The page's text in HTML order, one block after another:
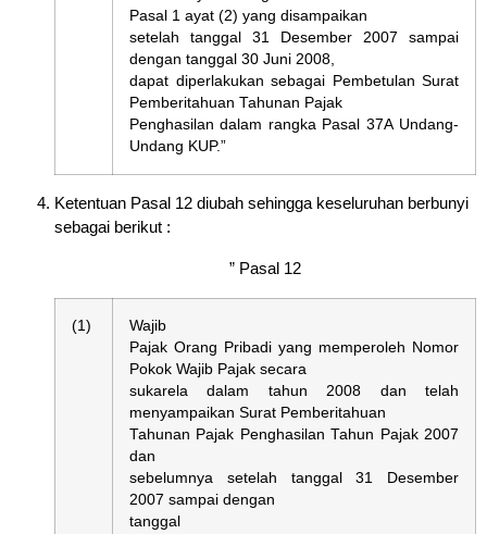
Pasal 1 ayat (2) yang disampaikan
setelah tanggal 31 Desember 2007 sampai
dengan tanggal 30 Juni 2008,
dapat diperlakukan sebagai Pembetulan Surat
Pemberitahuan Tahunan Pajak
Penghasilan dalam rangka Pasal 37A Undang-
Undang KUP.”
Ketentuan Pasal 12 diubah sehingga keseluruhan berbunyi
sebagai berikut :
” Pasal 12
(1)
Wajib
Pajak Orang Pribadi yang memperoleh Nomor
Pokok Wajib Pajak secara
sukarela dalam tahun 2008 dan telah
menyampaikan Surat Pemberitahuan
Tahunan Pajak Penghasilan Tahun Pajak 2007
dan
sebelumnya setelah tanggal 31 Desember
2007 sampai dengan
tanggal